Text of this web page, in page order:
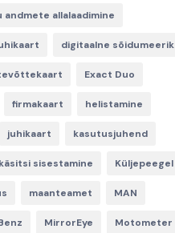
andmete allalaadimine
digitaalne sõidumeerik
Exact Duo
firmakaart helistamine
juhikaart kasutusjuhend
käsitsi sisestamine Küljepeegel
maanteamet MAN
MirrorEye Motometer